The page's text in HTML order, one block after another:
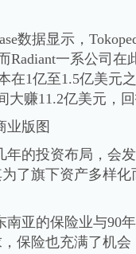
数据显示，
Radiant一系公司在
在1亿至1.5亿美元
大赚11.2亿美元，
业版图
年的投资布局，会
了旗下资产多样
亚的保险业与90
保险也充满了机